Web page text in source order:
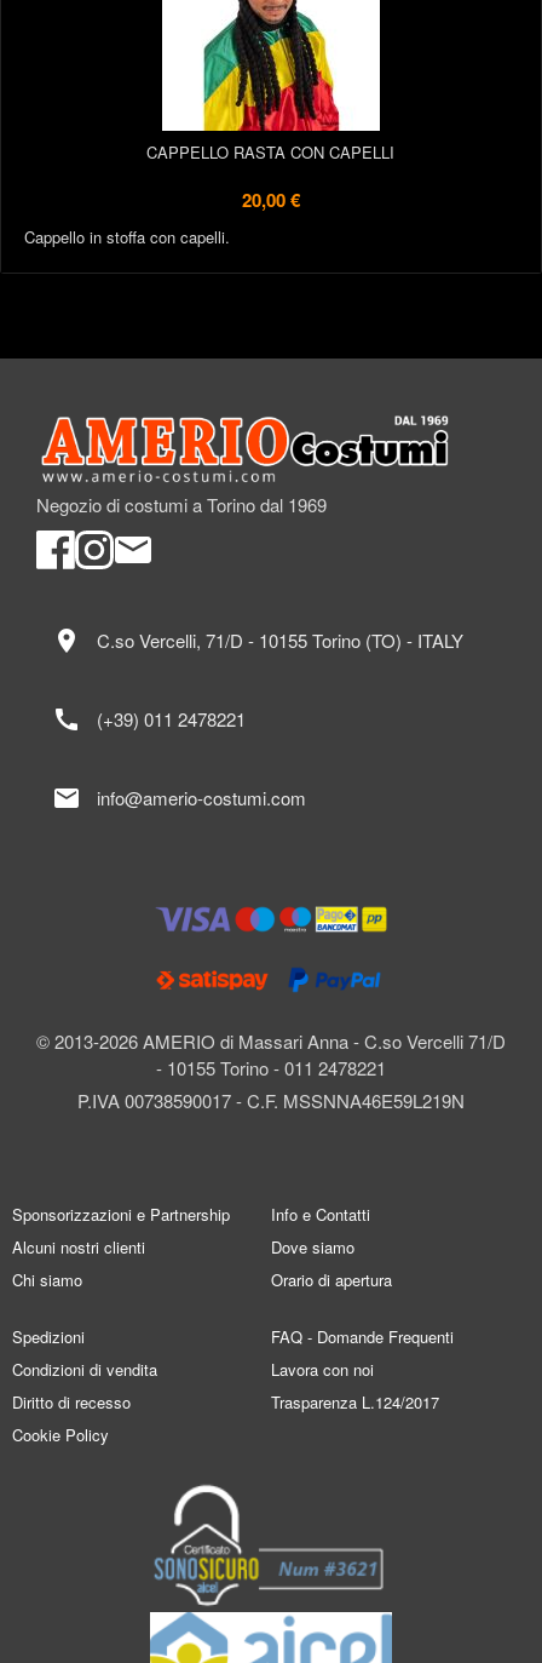
CAPPELLO RASTA CON CAPELLI
20,00 €
Cappello in stoffa con capelli.
Negozio di costumi a Torino dal 1969
© 2013-2026 AMERIO di Massari Anna - C.so Vercelli 71/D
- 10155 Torino - 011 2478221
P.IVA 00738590017 - C.F. MSSNNA46E59L219N
location_on C.so Vercelli, 71/D - 10155 Torino (TO) - ITALY
call (+39) 011 2478221
mail info@amerio-costumi.com
Sponsorizzazioni e Partnership
Alcuni nostri clienti
Chi siamo
Info e Contatti
Dove siamo
Orario di apertura
Spedizioni
Condizioni di vendita
Diritto di recesso
Cookie Policy
FAQ - Domande Frequenti
Lavora con noi
Trasparenza L.124/2017